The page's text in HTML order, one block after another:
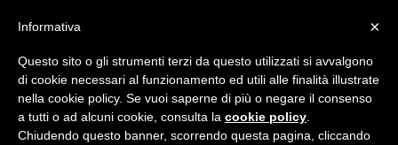
FORUM-ACCEDI
×
Informativa
Questo sito o gli strumenti terzi da questo utilizzati si avvalgono
di cookie necessari al funzionamento ed utili alle finalità illustrate
nella cookie policy. Se vuoi saperne di più o negare il consenso
a tutti o ad alcuni cookie, consulta la cookie policy
Chiudendo questo banner, scorrendo questa pagina, cliccando